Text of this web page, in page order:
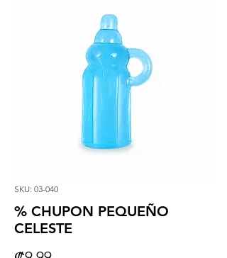
SKU: 03-040
% CHUPON PEQUEÑO
CELESTE